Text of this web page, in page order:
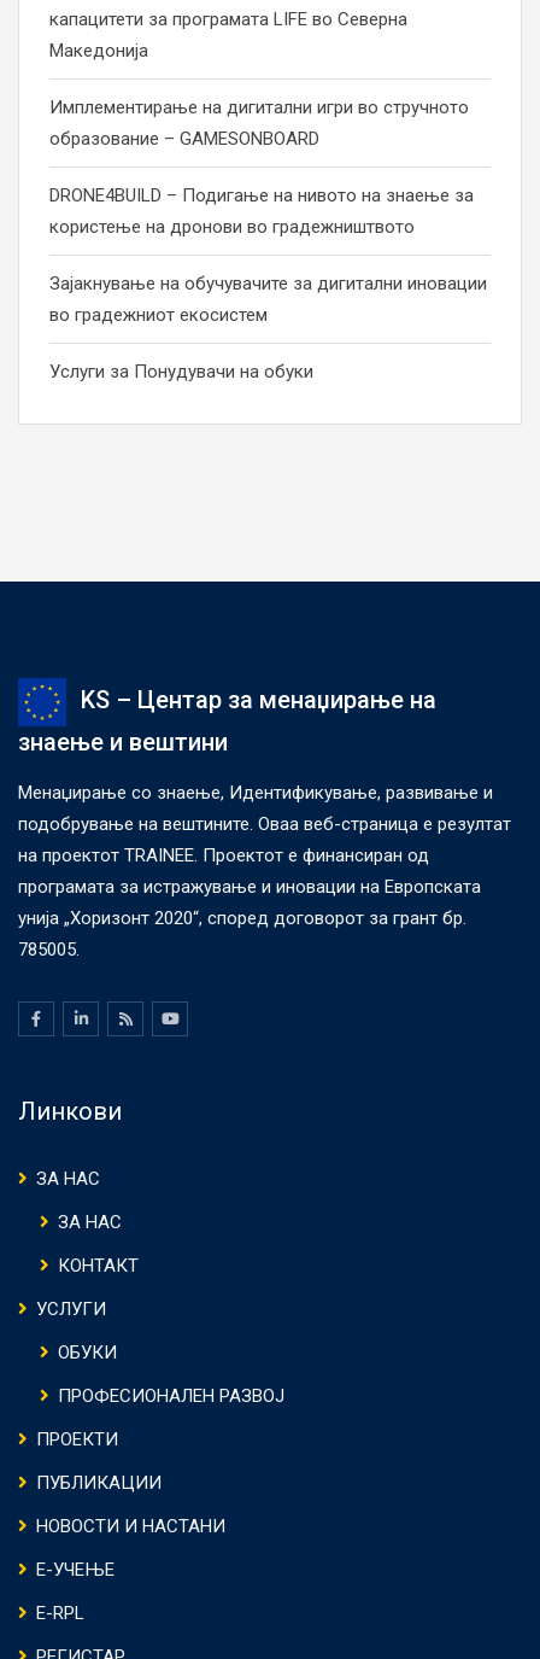
капацитети за програмата LIFE во Северна
Македонија
Имплементирање на дигитални игри во стручното
образование – GAMESONBOARD
DRONE4BUILD – Подигање на нивото на знаење за
користење на дронови во градежништвото
Зајакнување на обучувачите за дигитални иновации
во градежниот екосистем
Услуги за Понудувачи на обуки
KS – Центар за менаџирање на
знаење и вештини
Менаџирање со знаење, Идентификување, развивање и
подобрување на вештините. Оваа веб-страница е резултат
на проектот TRAINEE. Проектот е финансиран од
програмата за истражување и иновации на Европската
унија „Хоризонт 2020“, според договорот за грант бр.
785005.
Линкови
ЗА НАС
ЗА НАС
КОНТАКТ
УСЛУГИ
ОБУКИ
ПРОФЕСИОНАЛЕН РАЗВОЈ
ПРОЕКТИ
ПУБЛИКАЦИИ
НОВОСТИ И НАСТАНИ
Е-УЧЕЊЕ
E-RPL